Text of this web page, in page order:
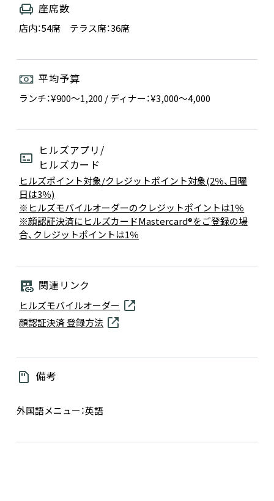
座席数
店内：54席 テラス席：36席
平均予算
ランチ：¥900～1,200 / ディナー：¥3,000～4,000
ヒルズアプリ/
ヒルズカード
ヒルズポイント対象/クレジットポイント対象(2％、日曜
日は3％)
※ヒルズモバイルオーダーのクレジットポイントは1％
※顔認証決済にヒルズカードMastercard®をご登録の場
合、クレジットポイントは1％
関連リンク
ヒルズモバイルオーダー
顔認証決済 登録方法
備考
外国語メニュー：英語